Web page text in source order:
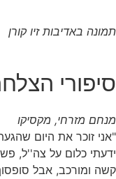
תמונה באדיבות זיו קורן
סיפורי
מנחם מזרחי, מקסיקו
"אני זוכר את היום
ידעתי כלום על צה''ל,
קשה ומורכב, אבל